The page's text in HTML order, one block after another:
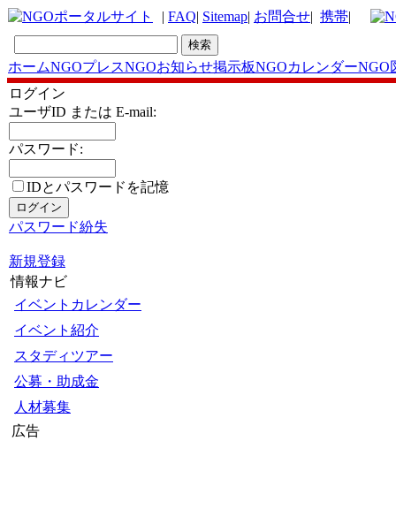
| FAQ| Sitemap| お問合せ| 携帯|
ホームNGOプレスNGOお知らせ掲示板NGOカレンダーNGO
ログイン
ユーザID または E-mail:
パスワード:
IDとパスワードを記憶
パスワード紛失
新規登録
情報ナビ
イベントカレンダー
イベント紹介
スタディツアー
公募・助成金
人材募集
広告